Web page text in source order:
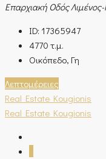
Επαρχιακή Οδός
ID: 17365947
4770 τ.μ.
Οικόπεδο, Γη
Λεπτομέρειες
Real Estate Kougionis
Real Estate Kougionis